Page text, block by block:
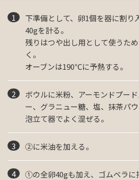
下準備として、卵1個を器に割り
40gを計る。
残りはつや出し用として使うた
く。
オーブンは190℃に予熱する。
ボウルに米粉、アーモンドプー
ー、グラニュー糖、塩、抹茶パウ
泡立て器でよく混ぜる。
②に米油を加える。
①の全卵40gも加え、ゴムベラに